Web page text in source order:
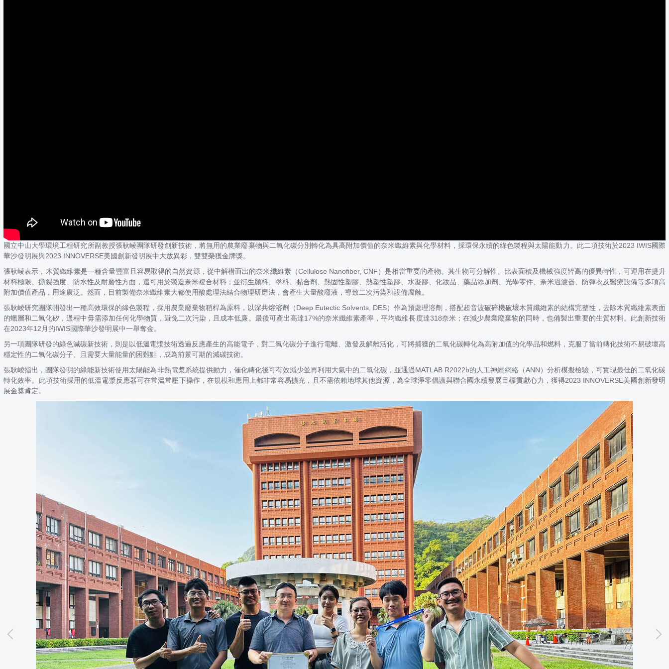
國立中山大學環境工程研究所副教授張耿崚團隊研發創新技術，將無用的農業廢棄物與二氧化碳分別轉化為具高附加價值的奈米纖維素與化學材料，採環保永續的綠色製程與太陽能動力。此二項技術於2023 IWIS國際
華沙發明展與2023 INNOVERSE美國創新發明展中大放異彩，雙雙榮獲金牌獎。
張耿崚表示，木質纖維素是一種含量豐富且容易取得的自然資源，從中解構而出的奈米纖維素（Cellulose Nanofiber, CNF）是相當重要的產物。其生物可分解性、比表面積及機械強度皆高的優異特性，可運用在提升
材料極限、撕裂強度、防水性及耐磨性方面，還可用於製造奈米複合材料；並衍生顏料、塗料、黏合劑、熱固性塑膠、熱塑性塑膠、水凝膠、化妝品、藥品添加劑、光學零件、奈米過濾器、防彈衣及醫療設備等多項高
附加價值產品，用途廣泛。然而，目前製備奈米纖維素大都使用酸處理法結合物理研磨法，會產生大量酸廢液，導致二次污染和設備腐蝕。
張耿崚研究團隊開發出一種高效環保的綠色製程，採用農業廢棄物稻桿為原料，以深共熔溶劑（Deep Eutectic Solvents, DES）作為預處理溶劑，搭配超音波破碎機破壞木質纖維素的結構完整性，去除木質纖維素表面
的蠟層和二氧化矽，過程中毋需添加任何化學物質，避免二次污染，且成本低廉。最後可產出高達17%的奈米纖維素產率，平均纖維長度達318奈米；在減少農業廢棄物的同時，也備製出重要的生質材料。此創新技術
在2023年12月的IWIS國際華沙發明展中一舉奪金。
另一項團隊研發的綠色減碳新技術，則是以低溫電漿技術透過反應產生的高能電子，對二氧化碳分子進行電離、激發及解離活化，可將捕獲的二氧化碳轉化為高附加值的化學品和燃料，克服了當前轉化技術不易破壞高
穩定性的二氧化碳分子、且需要大量能量的困難點，成為前景可期的減碳技術。
張耿崚指出，團隊發明的綠能新技術使用太陽能為非熱電漿系統提供動力，催化轉化後可有效減少並再利用大氣中的二氧化碳，並通過MATLAB R2022b的人工神經網絡（ANN）分析模擬檢驗，可實現最佳的二氧化碳
轉化效率。此項技術採用的低溫電漿反應器可在常溫常壓下操作，在規模和應用上都非常容易擴充，且不需依賴地球其他資源，為全球淨零倡議與聯合國永續發展目標貢獻心力，獲得2023 INNOVERSE美國創新發明
展金獎肯定。